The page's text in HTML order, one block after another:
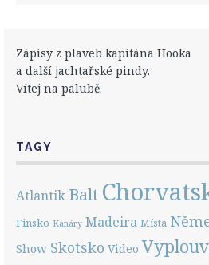
Zápisy z plaveb kapitána Hooka
a další jachtařské pindy.
Vítej na palubě.
TAGY
Atlantik Balt
Finsko Kanáry Madeira Místa
Show Skotsko Video